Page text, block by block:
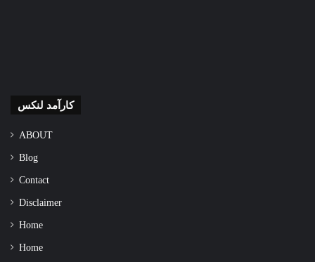
کارآمد لنکس
ABOUT
Blog
Contact
Disclaimer
Home
Home